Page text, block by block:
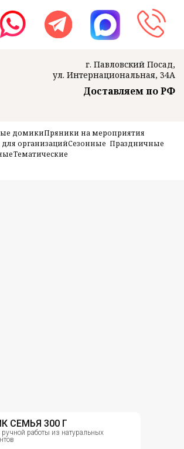
Заказать
Доставляем по РФ
домикиПряники на мероприятия
организацийСезонные Праздничные
Тематические
СЕМЬЯ 300 Г
работы из натуральных